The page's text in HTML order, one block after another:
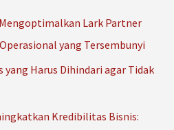
Lark Partner
yang Tersembunyi
yang Harus Dihindari agar Tidak
Kredibilitas Bisnis: